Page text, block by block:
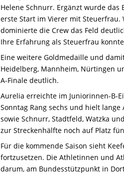
Helene Schnurr. Ergänzt wurde
erste Start im Vierer mit Steuerfrau.
dominierte die Crew das Feld
Ihre Erfahrung als Steuerfrau
Eine weitere Goldmedaille und
Heidelberg, Mannheim, Nürtingen
A-Finale deutlich.
Aurelia erreichte im Juniorinnen-B-
Sonntag Rang sechs und hielt
sowie Schnurr, Stadtfeld, Watzka
zur Streckenhälfte noch auf Platz
Für die kommende Saison sieht
fortzusetzen. Die Athletinnen und
darum, am Bundesstützpunkt in